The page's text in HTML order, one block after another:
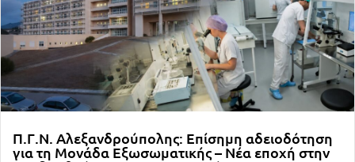
Π.Γ.Ν. Αλεξανδρούπολης: Επίσημη αδειοδότηση
για τη Μονάδα Εξωσωματικής – Νέα εποχή στην